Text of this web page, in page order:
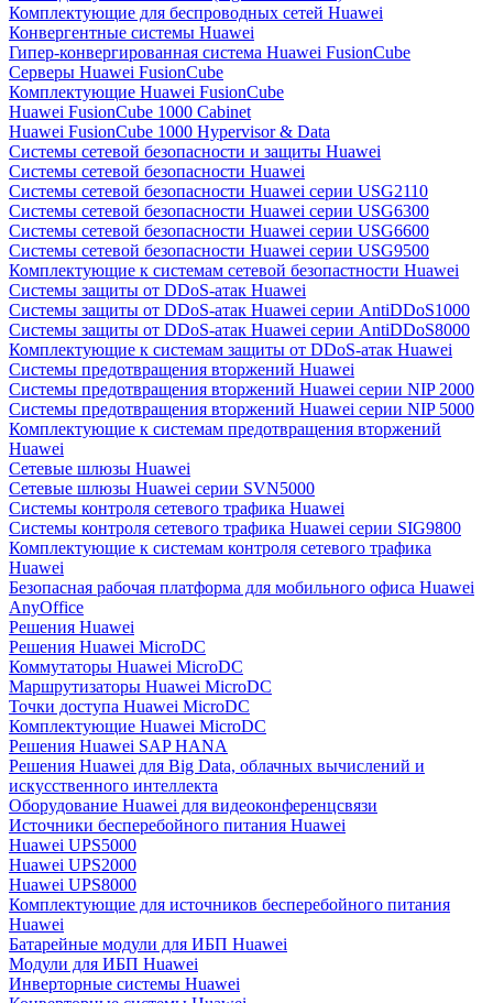
Комплектующие для беспроводных сетей Huawei
Конвергентные системы Huawei
Гипер-конвергированная система Huawei FusionCube
Серверы Huawei FusionCube
Комплектующие Huawei FusionCube
Huawei FusionCube 1000 Cabinet
Huawei FusionCube 1000 Hypervisor & Data
Системы сетевой безопасности и защиты Huawei
Системы сетевой безопасности Huawei
Системы сетевой безопасности Huawei серии USG2110
Системы сетевой безопасности Huawei серии USG6300
Системы сетевой безопасности Huawei серии USG6600
Системы сетевой безопасности Huawei серии USG9500
Комплектующие к системам сетевой безопастности Huawei
Системы защиты от DDoS-атак Huawei
Системы защиты от DDoS-атак Huawei серии AntiDDoS1000
Системы защиты от DDoS-атак Huawei серии AntiDDoS8000
Комплектующие к системам защиты от DDoS-атак Huawei
Системы предотвращения вторжений Huawei
Системы предотвращения вторжений Huawei серии NIP 2000
Системы предотвращения вторжений Huawei серии NIP 5000
Комплектующие к системам предотвращения вторжений
Huawei
Сетевые шлюзы Huawei
Сетевые шлюзы Huawei серии SVN5000
Системы контроля сетевого трафика Huawei
Системы контроля сетевого трафика Huawei серии SIG9800
Комплектующие к системам контроля сетевого трафика
Huawei
Безопасная рабочая платформа для мобильного офиса Huawei
AnyOffice
Решения Huawei
Решения Huawei MicroDC
Коммутаторы Huawei MicroDC
Маршрутизаторы Huawei MicroDC
Точки доступа Huawei MicroDC
Комплектующие Huawei MicroDC
Решения Huawei SAP HANA
Решения Huawei для Big Data, облачных вычислений и
искусственного интеллекта
Оборудование Huawei для видеоконференцсвязи
Источники бесперебойного питания Huawei
Huawei UPS5000
Huawei UPS2000
Huawei UPS8000
Комплектующие для источников бесперебойного питания
Huawei
Батарейные модули для ИБП Huawei
Модули для ИБП Huawei
Инверторные системы Huawei